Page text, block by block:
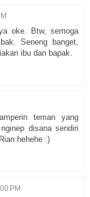
oke. Btw, semoga
Seneng banget,
ibu dan bapak.
teman yang
disana sendiri
hehehe :)
PM